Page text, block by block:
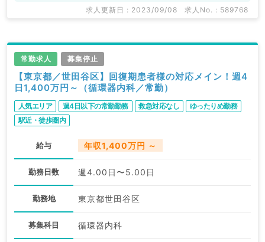
求人更新日 : 2023/09/08 求人No. : 589768
常勤求人 募集停止
【東京都／世田谷区】回復期患者様の対応メイン！週4
日1,400万円～（循環器内科／常勤）
人気エリア 週4日以下の常勤勤務 救急対応なし
ゆったりめ勤務
駅近・徒歩圏内
給与 年収1,400万円 ～
勤務日数 週4.00日〜5.00日
勤務地 東京都世田谷区
募集科目 循環器内科